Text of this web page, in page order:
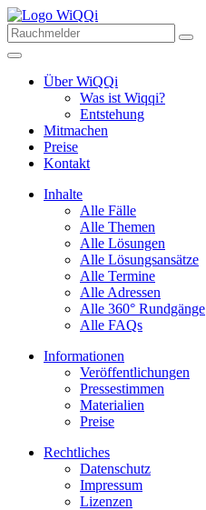
Über WiQQi
Was ist Wiqqi?
Entstehung
Mitmachen
Preise
Kontakt
Inhalte
Alle Fälle
Alle Themen
Alle Lösungen
Alle Lösungsansätze
Alle Termine
Alle Adressen
Alle 360° Rundgänge
Alle FAQs
Informationen
Veröffentlichungen
Pressestimmen
Materialien
Preise
Rechtliches
Datenschutz
Impressum
Lizenzen